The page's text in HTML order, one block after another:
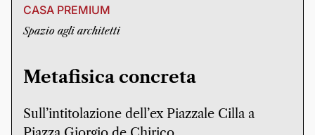
CASA PREMIUM
Spazio agli architetti
Metafisica concreta
Sull’intitolazione dell’ex Piazzale Cilla a